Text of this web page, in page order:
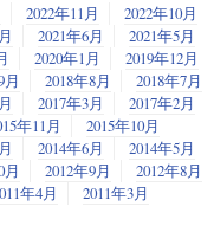
2022年11月
2022年10月
2021年6月
2021年5月
2020年1月
2019年12月
月 2018年8月
2018年7月
2017年3月
2017年2月
年11月
2015年10月
2014年6月
2014年5月
月 2012年9月
2012年8月
年4月 2011年3月